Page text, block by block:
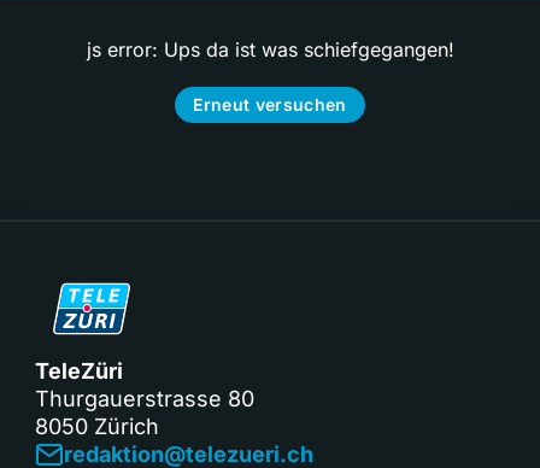
js error: Ups da ist was schiefgegangen!
Erneut versuchen
TeleZüri
Thurgauerstrasse 80
8050 Zürich
redaktion@telezueri.ch